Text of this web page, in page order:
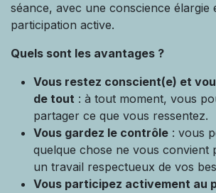
séance, avec une conscience élargie
participation active.
Quels sont les avantages ?
Vous restez conscient(e) et
de tout : à tout moment, vous
partager ce que vous ressentez.
Vous gardez le contrôle : vous
quelque chose ne vous convient
un travail respectueux de vos
Vous participez activement au